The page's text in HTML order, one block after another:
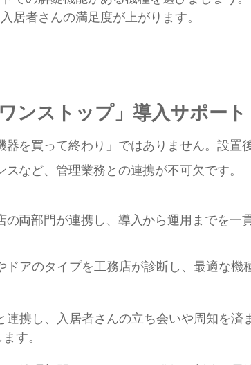
居者さんの満足度が上がります。
ンストップ」導入サポート
器を買って終わり」ではありません。設置
など、管理業務との連携が不可欠です。
両部門が連携し、導入から運用までを一
ドアのタイプを工務店が診断し、最適な機
連携し、入居者さんの立ち会いや周知を済
す。